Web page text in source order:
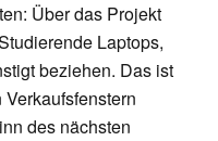
Über das Projekt
Laptops,
beziehen. Das ist
des nächsten